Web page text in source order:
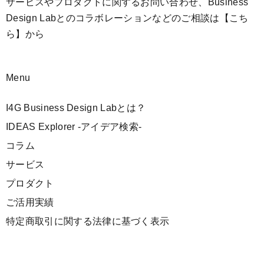
Design Labとのコラボレーションなどのご相談は 【こち
ら】 から
Menu
I4G Business Design Labとは？
IDEAS Explorer -アイデア検索-
コラム
サービス
プロダクト
ご活用実績
特定商取引に関する法律に基づく表示